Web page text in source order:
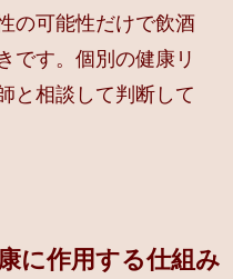
の可能性だけで飲酒
です。個別の健康リ
と相談して判断して
に作用する仕組み